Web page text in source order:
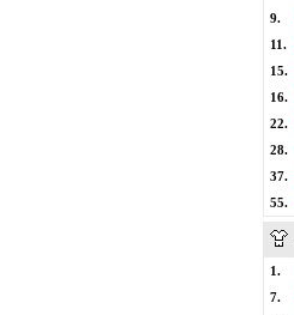
9.
11.
15.
16.
22.
28.
37.
55.
1.
7.